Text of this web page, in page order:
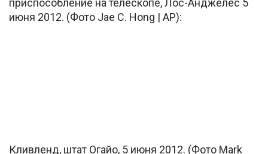
приспособление на телескопе, Лос-Анджелес 5
июня 2012. (Фото Jae C. Hong | AP):
Кливленд, штат Огайо, 5 июня 2012. (Фото Mark